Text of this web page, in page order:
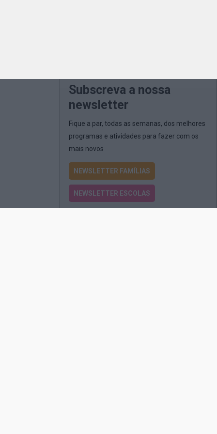
Subscreva a nossa
newsletter
Fique a par, todas as semanas, dos melhores
programas e atividades para fazer com os
mais novos
NEWSLETTER FAMÍLIAS
NEWSLETTER ESCOLAS